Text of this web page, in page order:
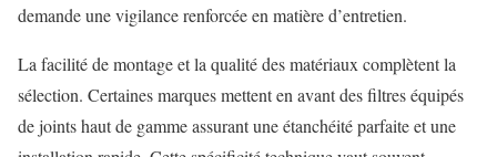
demande une vigilance renforcée en matière d’entretien.
La facilité de montage et la qualité des matériaux complètent la
sélection. Certaines marques mettent en avant des filtres équipés
de joints haut de gamme assurant une étanchéité parfaite et une